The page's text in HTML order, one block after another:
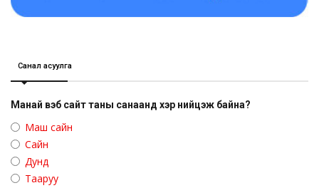
Санал асуулга
Манай вэб сайт таны санаанд хэр нийцэж байна?
Маш сайн
Сайн
Дунд
Тааруу